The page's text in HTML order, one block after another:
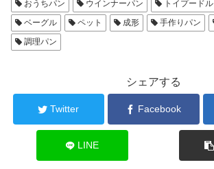
おうちパン ウインナーパン トイプードル
ベーグル
ペット 成形 手作りパン
調理パン
シェアする
Twitter Facebook
LINE